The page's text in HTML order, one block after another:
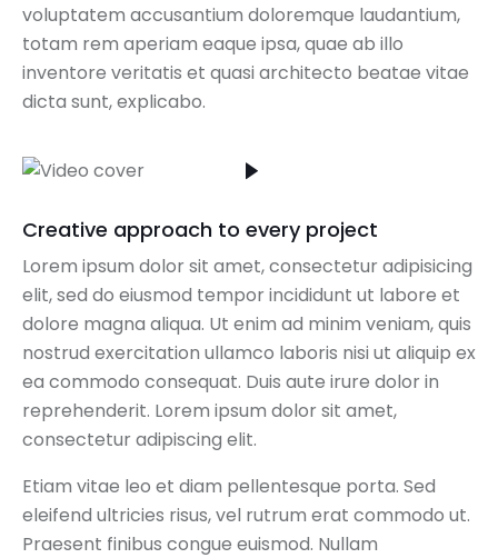
voluptatem accusantium doloremque laudantium,
totam rem aperiam eaque ipsa, quae ab illo
inventore veritatis et quasi architecto beatae vitae
dicta sunt, explicabo.
Creative approach to every project
Lorem ipsum dolor sit amet, consectetur adipisicing
elit, sed do eiusmod tempor incididunt ut labore et
dolore magna aliqua. Ut enim ad minim veniam, quis
nostrud exercitation ullamco laboris nisi ut aliquip ex
ea commodo consequat. Duis aute irure dolor in
reprehenderit. Lorem ipsum dolor sit amet,
consectetur adipiscing elit.
Etiam vitae leo et diam pellentesque porta. Sed
eleifend ultricies risus, vel rutrum erat commodo ut.
Praesent finibus congue euismod. Nullam